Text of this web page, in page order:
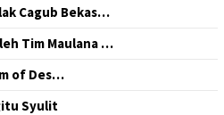
Cagub Bekas…
Tim Maulana …
of Des…
Syulit